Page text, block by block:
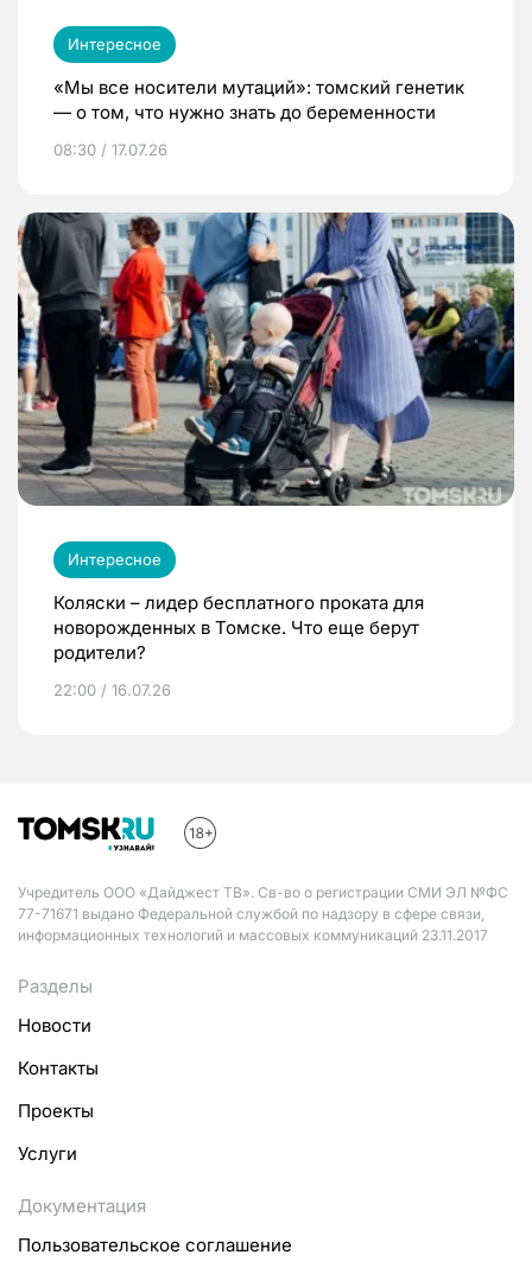
Интересное
«Мы все носители мутаций»: томский генетик
— о том, что нужно знать до беременности
08:30 / 17.07.26
Интересное
Коляски – лидер бесплатного проката для
новорожденных в Томске. Что еще берут
родители?
22:00 / 16.07.26
Учредитель ООО «Дайджест ТВ». Св-во о регистрации СМИ ЭЛ №ФС
77-71671 выдано Федеральной службой по надзору в сфере связи,
информационных технологий и массовых коммуникаций 23.11.2017
Разделы
Новости
Контакты
Проекты
Услуги
Документация
Пользовательское соглашение